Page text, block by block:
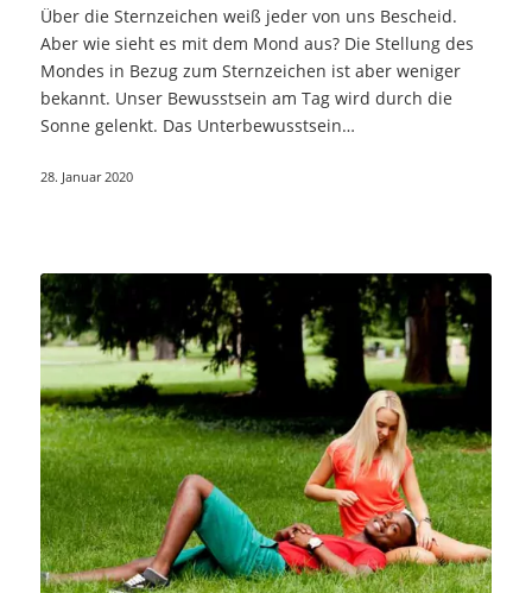
Über die Sternzeichen weiß jeder von uns Bescheid.
Aber wie sieht es mit dem Mond aus? Die Stellung des
Mondes in Bezug zum Sternzeichen ist aber weniger
bekannt. Unser Bewusstsein am Tag wird durch die
Sonne gelenkt. Das Unterbewusstsein…
28. Januar 2020